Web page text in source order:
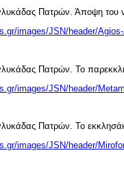
Πατρών. Άποψη του
images/JSN/header/
Πατρών. Το
images/JSN/header/
Πατρών. Το
images/JSN/header/